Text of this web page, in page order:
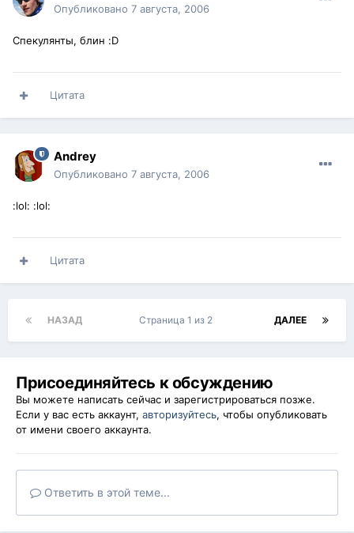
Опубликовано 7 августа, 2006
Спекулянты, блин :D
Цитата
Andrey
Опубликовано 7 августа, 2006
:lol: :lol:
Цитата
НАЗАД ДАЛЕЕ
Страница 1 из 2
Присоединяйтесь к обсуждению
Вы можете написать сейчас и зарегистрироваться позже.
Если у вас есть аккаунт, авторизуйтесь, чтобы опубликовать
от имени своего аккаунта.
Ответить в этой теме...